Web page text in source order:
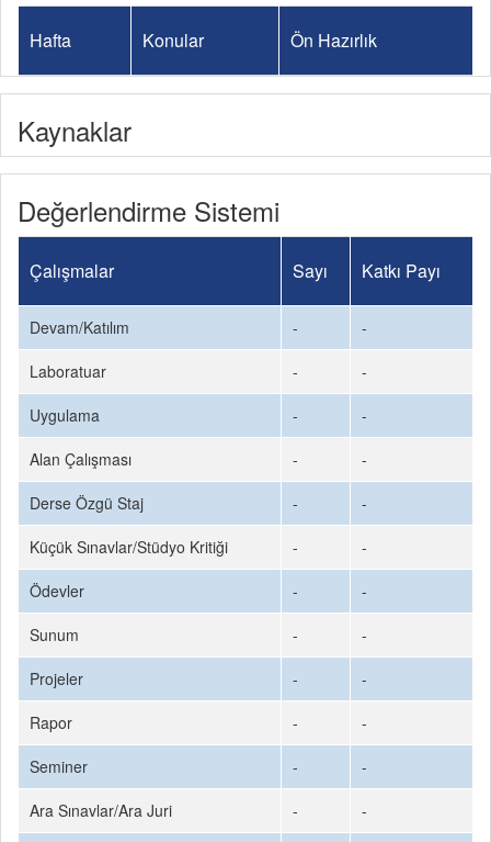
Hafta Konular Ön Hazırlık
Kaynaklar
Değerlendirme Sistemi
Çalışmalar Sayı Katkı Payı
Devam/Katılım -
-
Laboratuar
-
-
Uygulama
-
-
Alan Çalışması
-
-
Derse Özgü Staj
-
-
Küçük Sınavlar/Stüdyo Kritiği
-
-
Ödevler
-
-
Sunum
-
-
Projeler
-
-
Rapor
-
-
Seminer
-
-
Ara Sınavlar/Ara Juri
-
-